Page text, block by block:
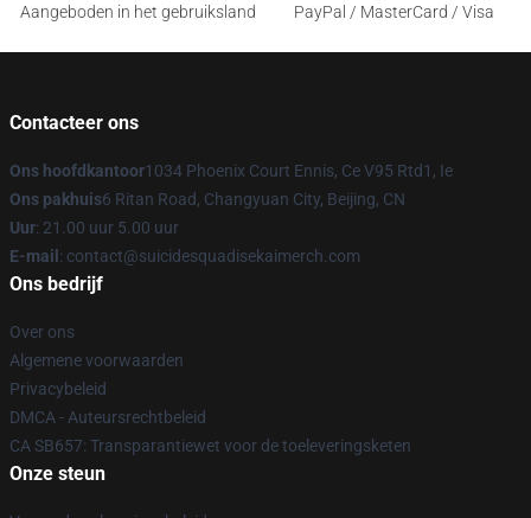
Aangeboden in het gebruiksland
PayPal / MasterCard / Visa
Contacteer ons
Ons hoofdkantoor1034 Phoenix Court Ennis, Ce V95 Rtd1, Ie
Ons pakhuis6 Ritan Road, Changyuan City, Beijing, CN
Uur: 21.00 uur 5.00 uur
E-mail : contact@suicidesquadisekaimerch.com
Ons bedrijf
Over ons
Algemene voorwaarden
Privacybeleid
DMCA - Auteursrechtbeleid
CA SB657: Transparantiewet voor de toeleveringsketen
Onze steun